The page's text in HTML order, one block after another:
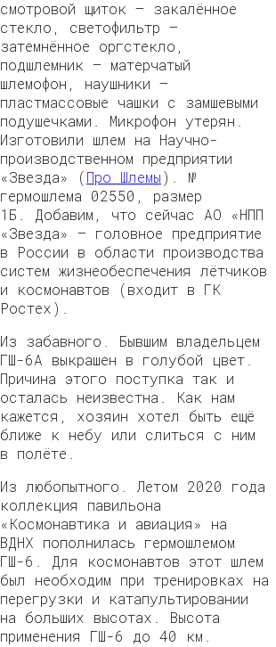
смотровой щиток — закалённое
стекло, светофильтр —
затемнённое оргстекло,
подшлемник — матерчатый
шлемофон, наушники —
пластмассовые чашки с замшевыми
подушечками. Микрофон утерян.
Изготовили шлем на Научно-
производственном предприятии
«Звезда» (Про Шлемы). №
гермошлема 02550, размер
1Б.
Добавим, что сейчас АО «НПП
«Звезда» — головное предприятие
в России в области производства
систем жизнеобеспечения лётчиков
и космонавтов (входит в ГК
Ростех).
Из забавного. Бывшим владельцем
ГШ-6А выкрашен в голубой цвет.
Причина этого поступка так и
осталась неизвестна. Как нам
кажется, хозяин хотел быть ещё
ближе к небу или слиться с ним
в полёте.
Из любопытного. Летом 2020 года
коллекция павильона
«Космонавтика и авиация» на
ВДНХ пополнилась гермошлемом
ГШ-6. Для космонавтов этот шлем
был необходим при тренировках на
перегрузки и катапультировании
на больших высотах. Высота
применения ГШ-6 до 40 км.